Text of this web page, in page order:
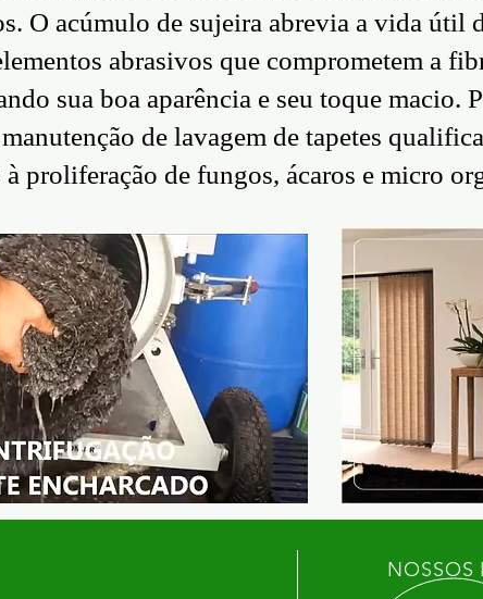
O acúmulo de sujeira abrevia a vida útil
abrasivos que comprometem a
sua boa aparência e seu toque macio.
de lavagem de tapetes
proliferação de fungos, ácaros e micro
NOSSOS